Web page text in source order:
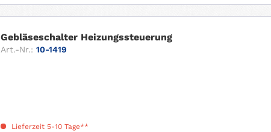
Gebläseschalter Heizungssteuerung
Art.-Nr.: 10-1419
Lieferzeit 5-10 Tage**